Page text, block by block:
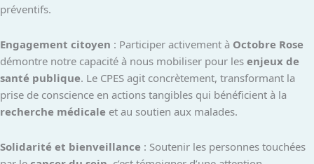
préventifs.
Engagement citoyen : Participer activement à Octobre Rose
démontre notre capacité à nous mobiliser pour les enjeux de
santé publique. Le CPES agit concrètement, transformant la
prise de conscience en actions tangibles qui bénéficient à la
recherche médicale et au soutien aux malades.
Solidarité et bienveillance : Soutenir les personnes touchées